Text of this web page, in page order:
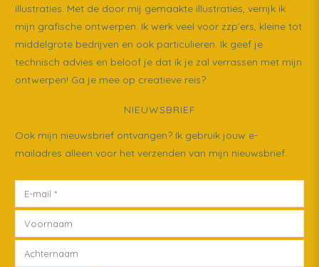
illustraties. Met de door mij gemaakte illustraties, verrijk ik
mijn grafische ontwerpen. Ik werk veel voor zzp’ers, kleine tot
middelgrote bedrijven en ook particulieren. Ik geef je
technisch advies en beloof je dat ik je zal verrassen met mijn
ontwerpen! Ga je mee op creatieve reis?
NIEUWSBRIEF
Ook mijn nieuwsbrief ontvangen? Ik gebruik jouw e-
mailadres alleen voor het verzenden van mijn nieuwsbrief.